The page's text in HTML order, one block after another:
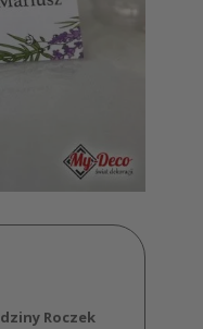
Roczek